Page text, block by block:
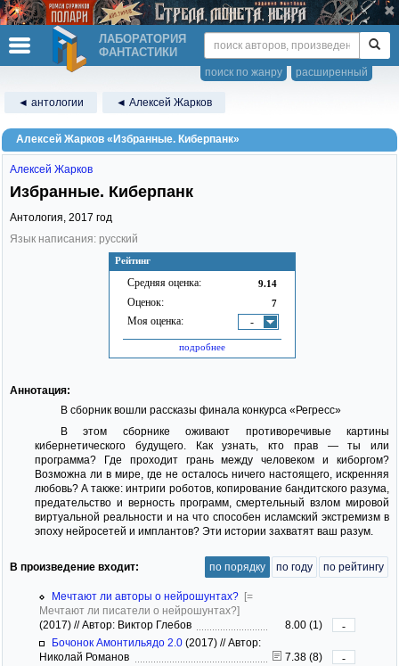
ЛАБОРАТОРИЯ
ФАНТАСТИКИ
расширенный
поиск по жанру
◄ антологии ◄ Алексей Жарков
Алексей Жарков «Избранные. Киберпанк»
Рейтинг
Средняя оценка: 9.14
Оценок: 7
Моя оценка: -
подробнее
Алексей Жарков
Избранные. Киберпанк
Антология, 2017 год
Язык написания: русский
Аннотация:
В сборник вошли рассказы финала конкурса «Регресс»
В этом сборнике оживают противоречивые картины
кибернетического будущего. Как узнать, кто прав — ты или
программа? Где проходит грань между человеком и киборгом?
Возможна ли в мире, где не осталось ничего настоящего, искренняя
любовь? А также: интриги роботов, копирование бандитского разума,
предательство и верность программ, смертельный взлом мировой
виртуальной реальности и на что способен исламский экстремизм в
эпоху нейросетей и имплантов? Эти истории захватят ваш разум.
В произведение входит: по порядку по году по рейтингу
Мечтают ли авторы о нейрошунтах? [=
Мечтают ли писатели о нейрошунтах?]
(2017) //Автор: Виктор Глебов 8.00 (1)
-
Бочонок Амонтильядо 2.0 (2017) //Автор:
Николай Романов
7.38 (8)
-